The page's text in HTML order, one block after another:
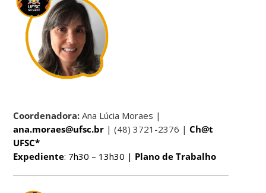
Coordenadora: Ana Lúcia Moraes |
ana.moraes@ufsc.br | (48) 3721-2376 |Ch@t
UFSC*
Expediente: 7h30 – 13h30 | Plano de Trabalho